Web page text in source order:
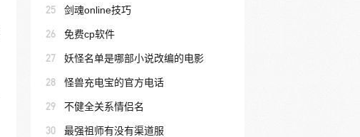
25 剑魂online技巧
26 免费cp软件
27 妖怪名单是哪部小说改编的电影
28 怪兽充电宝的官方电话
29 不健全关系情侣名
30 最强祖师有没有渠道服